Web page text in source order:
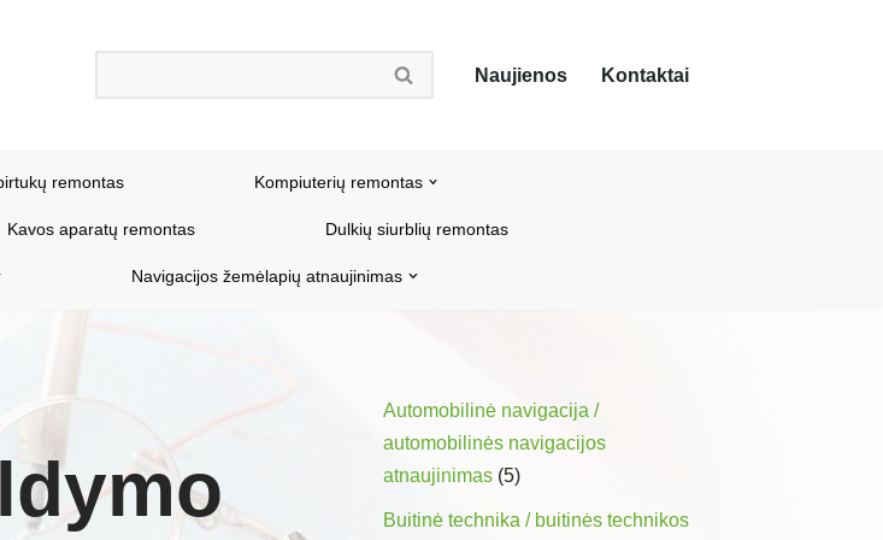
Naujienos Kontaktai
remontas Kompiuterių remontas
Kavos aparatų remontas Dulkių siurblių remontas
Navigacijos žemėlapių atnaujinimas
Automobilinė navigacija /
automobilinės navigacijos
atnaujinimas (5)
Buitinė technika / buitinės technikos